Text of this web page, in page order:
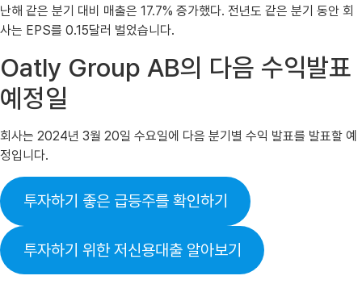
난해 같은 분기 대비 매출은 17.7% 증가했다. 전년도 같은 분기 동안 회
사는 EPS를 0.15달러 벌었습니다.
Oatly Group AB의 다음 수익발표
예정일
회사는 2024년 3월 20일 수요일에 다음 분기별 수익 발표를 발표할 예
정입니다.
투자하기 좋은 급등주를 확인하기
투자하기 위한 저신용대출 알아보기